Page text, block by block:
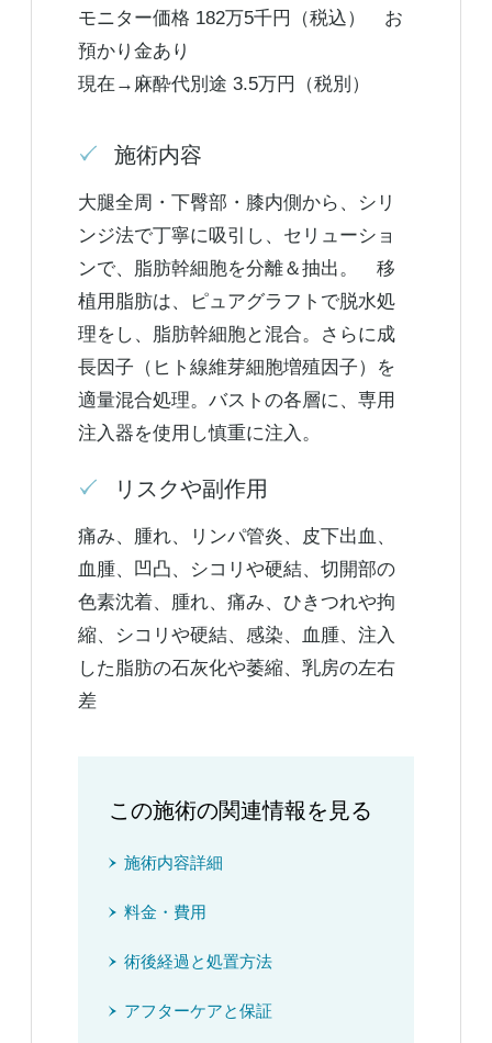
モニター価格 182万5千円（税込） お
預かり金あり
現在→麻酔代別途 3.5万円（税別）
施術内容
大腿全周・下臀部・膝内側から、シリ
ンジ法で丁寧に吸引し、セリューショ
ンで、脂肪幹細胞を分離＆抽出。 移
植用脂肪は、ピュアグラフトで脱水処
理をし、脂肪幹細胞と混合。さらに成
長因子（ヒト線維芽細胞増殖因子）を
適量混合処理。バストの各層に、専用
注入器を使用し慎重に注入。
リスクや副作用
痛み、腫れ、リンパ管炎、皮下出血、
血腫、凹凸、シコリや硬結、切開部の
色素沈着、腫れ、痛み、ひきつれや拘
縮、シコリや硬結、感染、血腫、注入
した脂肪の石灰化や萎縮、乳房の左右
差
この施術の関連情報を見る
施術内容詳細
料金・費用
術後経過と処置方法
アフターケアと保証